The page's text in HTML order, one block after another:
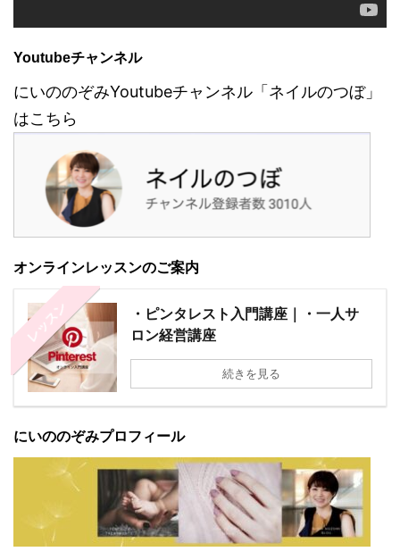
Youtubeチャンネル
にいののぞみYoutubeチャンネル「ネイルのつぼ」
はこちら
オンラインレッスンのご案内
レッスン
・ピンタレスト入門講座｜・一人サ
ロン経営講座
続きを見る
にいののぞみプロフィール